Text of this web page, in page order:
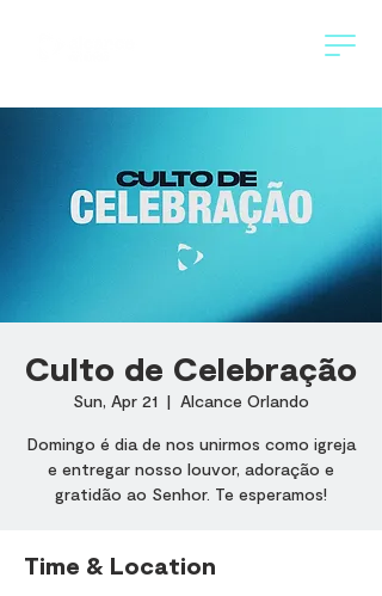
Culto de Celebração
Sun, Apr 21
  |
Alcance Orlando
Domingo é dia de nos unirmos como igreja
e entregar nosso louvor, adoração e
gratidão ao Senhor. Te esperamos!
Time & Location